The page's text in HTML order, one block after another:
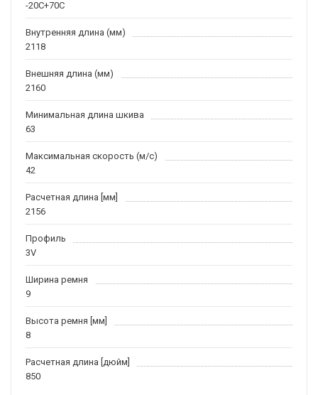
-20С+70С
Внутренняя длина (мм)
2118
Внешняя длина (мм)
2160
Минимальная длина шкива
63
Максимальная скорость (м/c)
42
Расчетная длина [мм]
2156
Профиль
3V
Ширина ремня
9
Высота ремня [мм]
8
Расчетная длина [дюйм]
850